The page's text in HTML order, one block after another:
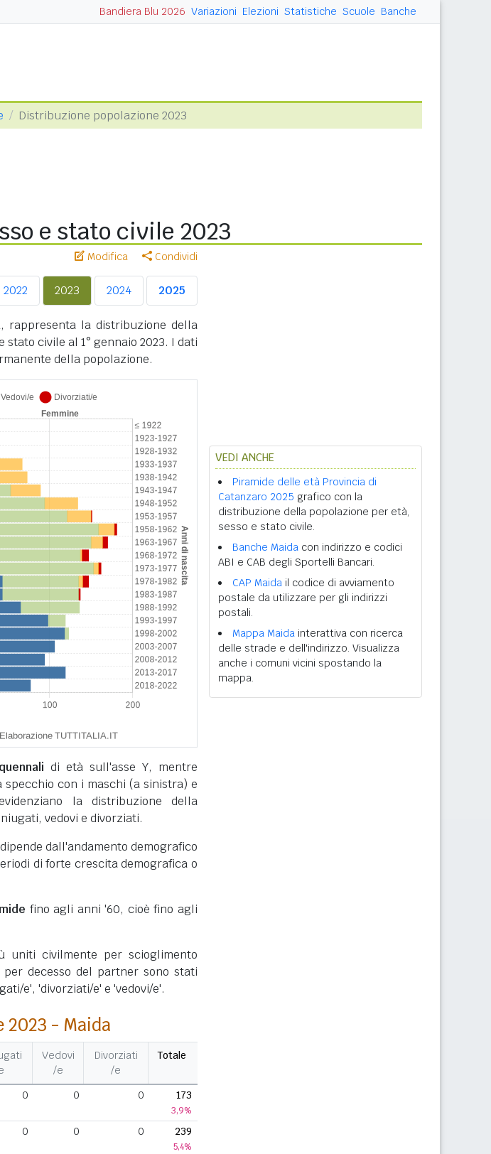
Bandiera Blu 2026 Variazioni Elezioni Statistiche Scuole Banche
Distribuzione popolazione 2023
e stato civile 2023
Modifica Condividi
2022 2023 2024 2025
, rappresenta la distribuzione della
civile al 1° gennaio 2023. I dati
della popolazione.
di età sull'asse Y, mentre
con i maschi (a sinistra) e
la distribuzione della
vedovi e divorziati.
dall'andamento demografico
di forte crescita demografica o
fino agli anni '60, cioè fino agli
civilmente per scioglimento
decesso del partner sono stati
e', 'divorziati/e' e 'vedovi/e'.
2023 - Maida
Vedovi
/e
Divorziati
/e
Totale
0 0 0 173
3,9%
0 0 0 239
5,4%
VEDI ANCHE
Piramide delle età Provincia di
Catanzaro 2025 grafico con la
distribuzione della popolazione per età,
sesso e stato civile.
Banche Maida con indirizzo e codici
ABI e CAB degli Sportelli Bancari.
CAP Maida il codice di avviamento
postale da utilizzare per gli indirizzi
postali.
Mappa Maida interattiva con ricerca
delle strade e dell'indirizzo. Visualizza
anche i comuni vicini spostando la
mappa.